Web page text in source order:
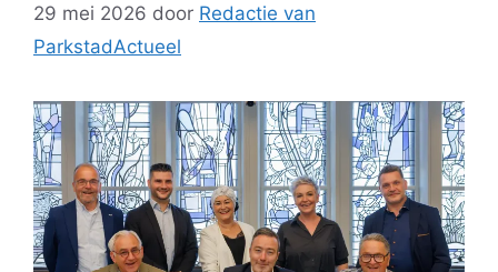
29 mei 2026 door Redactie van
ParkstadActueel